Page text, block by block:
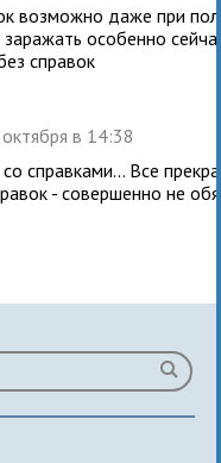
возможно даже при
особенно
справок
в 14:38
справками... Все
- совершенно не